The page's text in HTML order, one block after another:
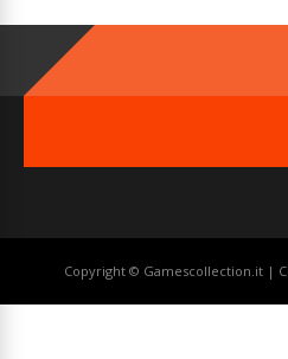
Copyright © Gamescollection.it |